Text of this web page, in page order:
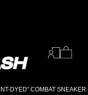
DYED” COMBAT